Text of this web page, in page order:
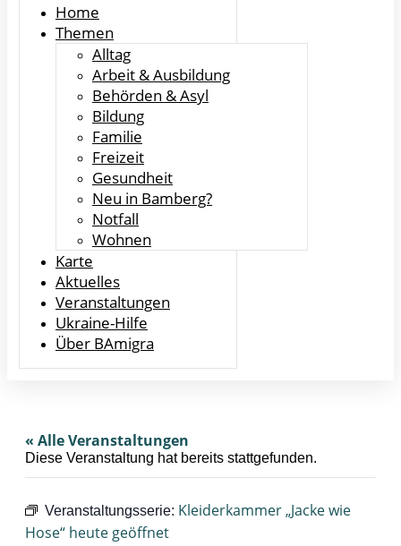
Home
Themen
Alltag
Arbeit & Ausbildung
Behörden & Asyl
Bildung
Familie
Freizeit
Gesundheit
Neu in Bamberg?
Notfall
Wohnen
Karte
Aktuelles
Veranstaltungen
Ukraine-Hilfe
Über BAmigra
« Alle Veranstaltungen
Diese Veranstaltung hat bereits stattgefunden.
Veranstaltungsserie: Kleiderkammer „Jacke wie
Hose“ heute geöffnet